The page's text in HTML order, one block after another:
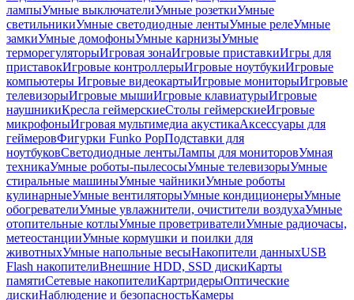
лампыУмные выключателиУмные розеткиУмные
светильникиУмные светодиодные лентыУмные релеУмные
замкиУмные домофоныУмные карнизыУмные
терморегуляторыИгровая зонаИгровые приставкиИгры для
приставокИгровые контроллерыИгровые ноутбукиИгровые
компьютеры Игровые видеокартыИгровые мониторыИгровые
телевизорыИгровые мышиИгровые клавиатурыИгровые
наушникиКресла геймерскиеСтолы геймерскиеИгровые
микрофоныИгровая мультимедиа акустикаАксессуары для
геймеровФигурки Funko PopПодставки для
ноутбуковСветодиодные лентыЛампы для мониторовУмная
техникаУмные роботы-пылесосыУмные телевизорыУмные
стиральные машиныУмные чайникиУмные роботы
кулинарныеУмные вентиляторыУмные кондиционерыУмные
обогревателиУмные увлажнители, очистители воздухаУмные
отопительные котлыУмные проветривателиУмные радиочасы,
метеостанцииУмные кормушки и поилки для
животныхУмные напольные весыНакопители данныхUSB
Flash накопителиВнешние HDD, SSD дискиКарты
памятиСетевые накопителиКартридерыОптические
дискиНаблюдение и безопасностьКамеры